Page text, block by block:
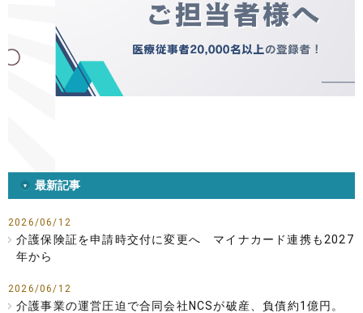
最新記事
2026/06/12
介護保険証を申請時交付に変更へ マイナカード連携も2027
年から
2026/06/12
介護事業の運営圧迫で合同会社NCSが破産、負債約1億円。